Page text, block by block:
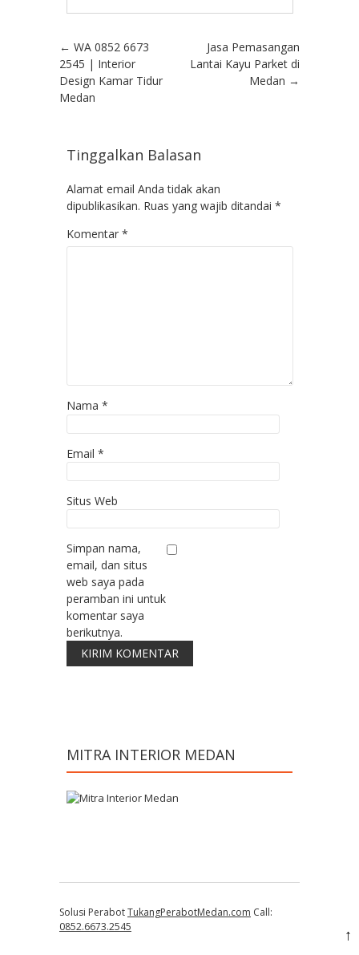
Post navigation
← WA 0852 6673
2545 | Interior
Design Kamar Tidur
Medan
Jasa Pemasangan
Lantai Kayu Parket di
Medan →
Tinggalkan Balasan
Alamat email Anda tidak akan
dipublikasikan. Ruas yang wajib ditandai *
Komentar *
Nama *
Email *
Situs Web
Simpan nama,
email, dan situs
web saya pada
peramban ini untuk
komentar saya
berikutnya.
MITRA INTERIOR MEDAN
Solusi PerabotTukangPerabotMedan.com Call:
0852.6673.2545
↑